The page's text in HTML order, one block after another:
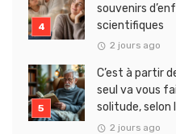
souvenirs
scientifiques
2 jours ago
C’est à partir
seul va vous
solitude, selon
2 jours ago